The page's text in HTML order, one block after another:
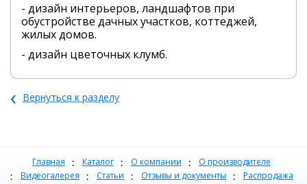
- дизайн интерьеров, ландшафтов при
обустройстве дачных участков, коттеджей,
жилых домов.
- дизайн цветочных клумб.
‹ Вернуться к разделу
Главная Каталог О компании
О производителе
Видеогалерея
Статьи Отзывы и документы
Распродажа